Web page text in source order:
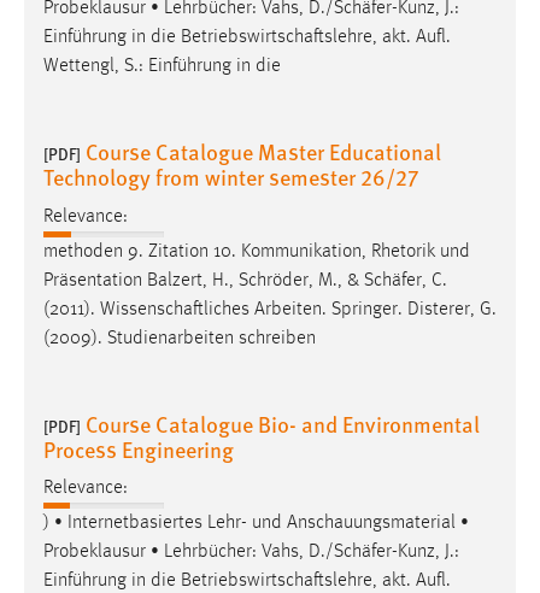
Probeklausur • Lehrbücher: Vahs, D./Schäfer-Kunz, J.:
Einführung in die Betriebswirtschaftslehre, akt. Aufl.
Wettengl, S.: Einführung in die
[PDF] Course Catalogue Master Educational
Technology from winter semester 26/27
Relevance:
methoden 9. Zitation 10. Kommunikation, Rhetorik und
Präsentation Balzert, H., Schröder, M., & Schäfer, C.
(2011). Wissenschaftliches Arbeiten. Springer. Disterer, G.
(2009). Studienarbeiten schreiben
[PDF] Course Catalogue Bio- and Environmental
Process Engineering
Relevance:
) • Internetbasiertes Lehr- und Anschauungsmaterial •
Probeklausur • Lehrbücher: Vahs, D./Schäfer-Kunz, J.:
Einführung in die Betriebswirtschaftslehre, akt. Aufl.